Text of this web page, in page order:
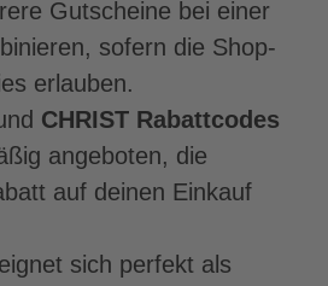
Gutscheine bei einer
sofern die Shop-
erlauben.
CHRIST Rabattcodes
angeboten, die
auf deinen Einkauf
sich perfekt als